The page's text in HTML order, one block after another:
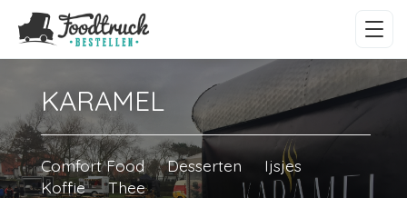
KARAMEL
Comfort Food Desserten
Ijsjes
Koffie
Thee